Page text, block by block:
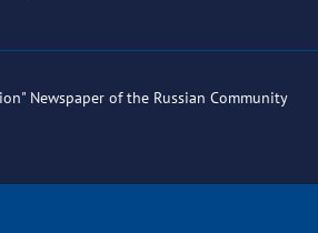
Newspaper of the Russian Community